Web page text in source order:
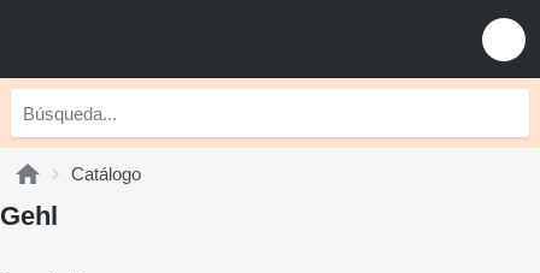
Catálogo
Gehl